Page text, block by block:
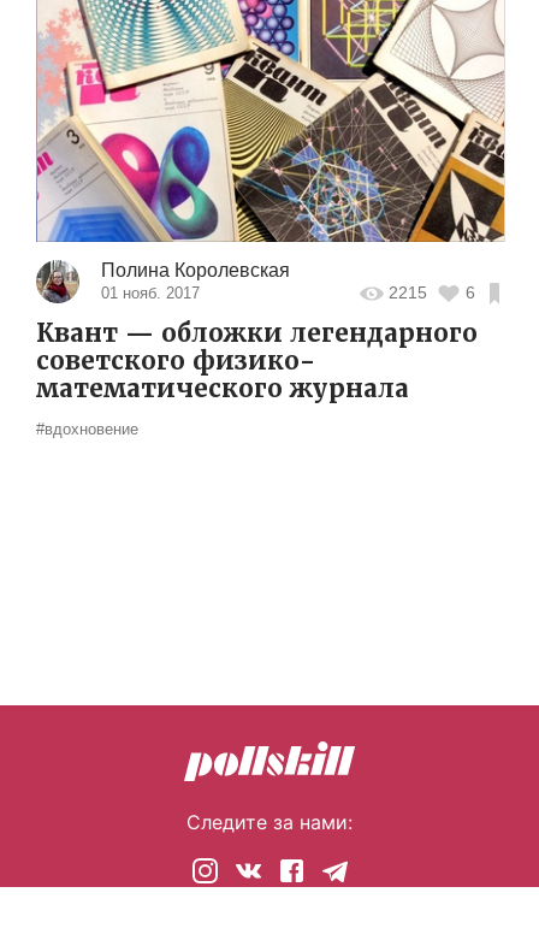
Полина Королевская
01 нояб. 2017 2215 6
Квант — обложки легендарного
советского физико-
математического журнала
#вдохновение
Следите за нами: